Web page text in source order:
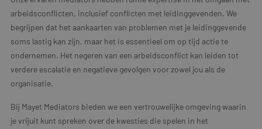
arbeidsconflicten, inclusief conflicten met leidinggevenden. We
begrijpen dat het aankaarten van problemen met je leidinggevende
soms lastig kan zijn, maar het is essentieel om op tijd actie te
ondernemen. Het negeren van een arbeidsconflict kan leiden tot
verdere escalatie en negatieve gevolgen voor zowel jou als de
organisatie.
Bij Mayet Mediators bieden we een vertrouwelijke omgeving waarin
je vrijuit kunt spreken over de kwesties die spelen in het